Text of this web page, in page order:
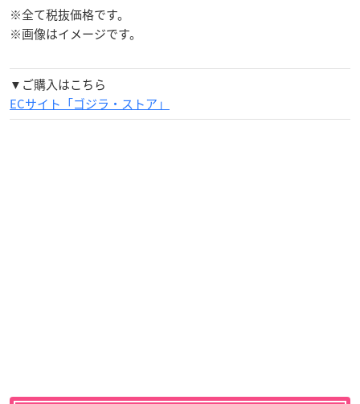
※全て税抜価格です。
※画像はイメージです。
▼ご購入はこちら
ECサイト「ゴジラ・ストア」